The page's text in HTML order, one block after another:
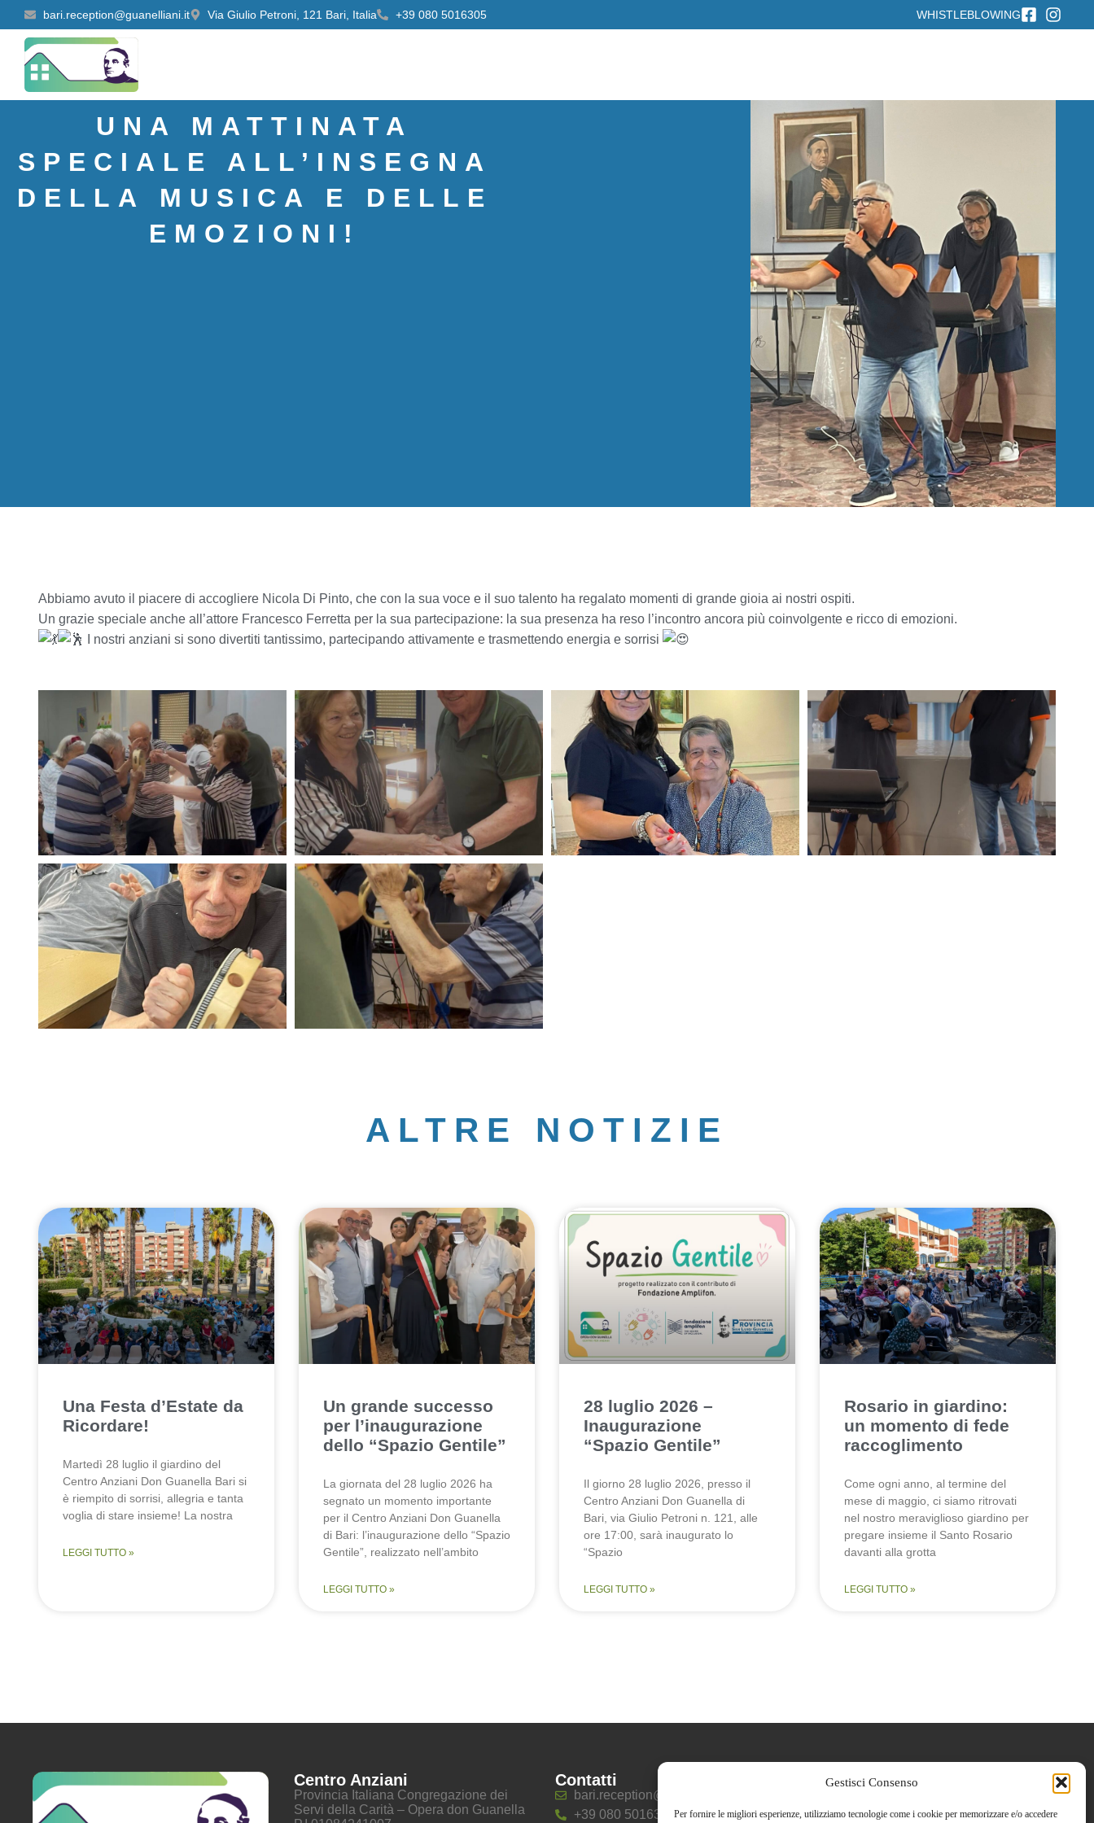
Gestisci Consenso
Per fornire le migliori esperienze, utilizziamo tecnologie come i cookie per memorizzare e/o accedere
bari.reception@guanelliani.it Via Giulio Petroni, 121 Bari, Italia +39 080 5016305 WHISTLEBLOWING
UNA MATTINATA
SPECIALE ALL’INSEGNA
DELLA MUSICA E DELLE
EMOZIONI!
Abbiamo avuto il piacere di accogliere Nicola Di Pinto, che con la sua voce e il suo talento ha regalato momenti di grande gioia ai nostri ospiti.
Un grazie speciale anche all’attore Francesco Ferretta per la sua partecipazione: la sua presenza ha reso l’incontro ancora più coinvolgente e ricco di emozioni.
I nostri anziani si sono divertiti tantissimo, partecipando attivamente e trasmettendo energia e sorrisi
ALTRE NOTIZIE
Una Festa d’Estate da
Ricordare!
Martedì 28 luglio il giardino del
Centro Anziani Don Guanella Bari si
è riempito di sorrisi, allegria e tanta
voglia di stare insieme! La nostra
LEGGI TUTTO »
Un grande successo
per l’inaugurazione
dello “Spazio Gentile”
La giornata del 28 luglio 2026 ha
segnato un momento importante
per il Centro Anziani Don Guanella
di Bari: l’inaugurazione dello “Spazio
Gentile”, realizzato nell’ambito
LEGGI TUTTO »
28 luglio 2026 –
Inaugurazione
“Spazio Gentile”
Il giorno 28 luglio 2026, presso il
Centro Anziani Don Guanella di
Bari, via Giulio Petroni n. 121, alle
ore 17:00, sarà inaugurato lo
“Spazio
LEGGI TUTTO »
Rosario in giardino:
un momento di fede
raccoglimento
Come ogni anno, al termine del
mese di maggio, ci siamo ritrovati
nel nostro meraviglioso giardino per
pregare insieme il Santo Rosario
davanti alla grotta
LEGGI TUTTO »
Centro Anziani
Provincia Italiana Congregazione dei
Servi della Carità – Opera don Guanella
Contatti
bari.reception@guanelliani.it
+39 080 5016305
Social